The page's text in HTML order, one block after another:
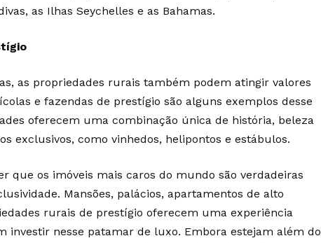
as Ilhas Seychelles e as Bahamas.
as propriedades rurais também podem atingir valores
e fazendas de prestígio são alguns exemplos desse
oferecem uma combinação única de história, beleza
exclusivos, como vinhedos, helipontos e estábulos.
que os imóveis mais caros do mundo são verdadeiras
Mansões, palácios, apartamentos de alto
rurais de prestígio oferecem uma experiência
investir nesse patamar de luxo. Embora estejam além do